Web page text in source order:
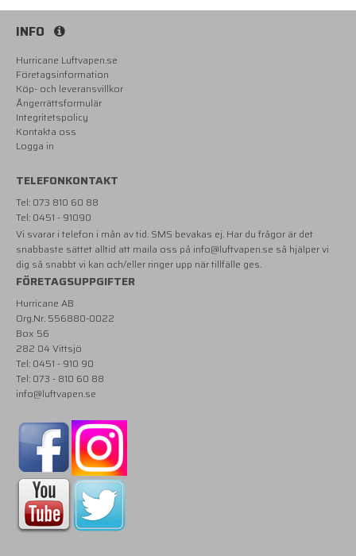
INFO
Hurricane Luftvapen.se
Företagsinformation
Köp- och leveransvillkor
Ångerrättsformulär
Integritetspolicy
Kontakta oss
Logga in
TELEFONKONTAKT
Tel: 073 810 60 88
Tel: 0451 - 91090
Vi svarar i telefon i mån av tid. SMS bevakas ej. Har du frågor är det
snabbaste sättet alltid att maila oss på info@luftvapen.se så hjälper vi
dig så snabbt vi kan och/eller ringer upp när tillfälle ges.
FÖRETAGSUPPGIFTER
Hurricane AB
Org.Nr. 556880-0022
Box 56
282 04 Vittsjö
Tel: 0451 - 910 90
Tel: 073 - 810 60 88
info@luftvapen.se